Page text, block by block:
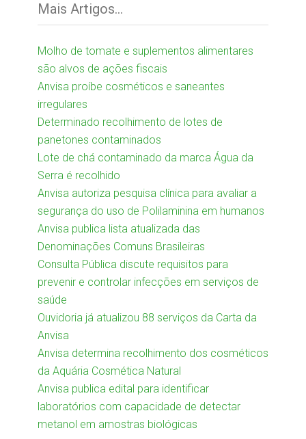
Mais Artigos...
Molho de tomate e suplementos alimentares
são alvos de ações fiscais
Anvisa proíbe cosméticos e saneantes
irregulares
Determinado recolhimento de lotes de
panetones contaminados
Lote de chá contaminado da marca Água da
Serra é recolhido
Anvisa autoriza pesquisa clínica para avaliar a
segurança do uso de Polilaminina em humanos
Anvisa publica lista atualizada das
Denominações Comuns Brasileiras
Consulta Pública discute requisitos para
prevenir e controlar infecções em serviços de
saúde
Ouvidoria já atualizou 88 serviços da Carta da
Anvisa
Anvisa determina recolhimento dos cosméticos
da Aquária Cosmética Natural
Anvisa publica edital para identificar
laboratórios com capacidade de detectar
metanol em amostras biológicas